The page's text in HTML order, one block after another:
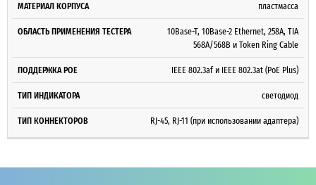
пластмасса
10Base-T, 10Base-2 Ethernet, 258A, TIA
568A/568B и Token Ring Cable
IEEE 802.3af и IEEE 802.3at (PoE Plus)
светодиод
RJ-45, RJ-11 (при использовании адаптера)